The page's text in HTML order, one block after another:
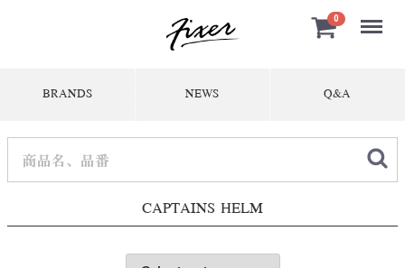
0 Menu
BRANDS NEWS Q&A
CAPTAINS HELM